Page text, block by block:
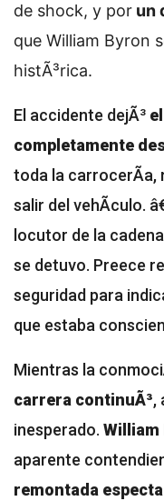
de shock, y por un
que William Byron
histÃ³rica.
El accidente dejÃ³
completamente
toda la carrocerÃ­a,
salir del vehÃ­culo.
locutor de la cadena
se detuvo. Preece
seguridad para
que estaba
Mientras la
carrera continuÃ³,
inesperado. William
aparente
remontada